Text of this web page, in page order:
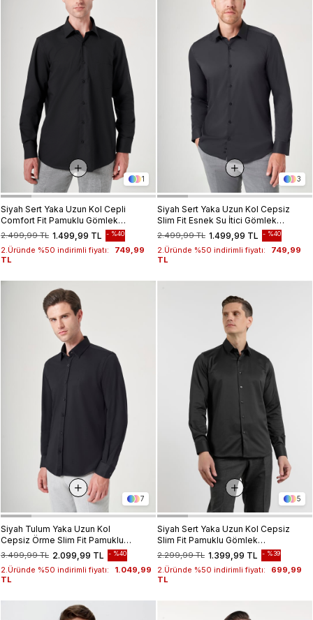
1
Siyah Sert Yaka Uzun Kol Cepli
Comfort Fit Pamuklu Gömlek
1004260179 1.499,99 TL
2.499,99 TL %40
2.Üründe %50 indirimli fiyatı:
749,99
TL
3
Siyah Sert Yaka Uzun Kol Cepsiz
Slim Fit Esnek Su İtici Gömlek
10042602341.499,99 TL
2.499,99 TL %40
2.Üründe %50 indirimli fiyatı:
749,99
TL
7
Siyah Tulum Yaka Uzun Kol
Cepsiz Örme Slim Fit Pamuklu
Gömlek 1004260208
2.099,99 TL
3.499,99 TL %40
2.Üründe %50 indirimli fiyatı:
1.049,99
TL
5
Siyah Sert Yaka Uzun Kol Cepsiz
Slim Fit Pamuklu Gömlek
1004255228 1.399,99 TL
2.299,99 TL %39
2.Üründe %50 indirimli fiyatı:
699,99
TL